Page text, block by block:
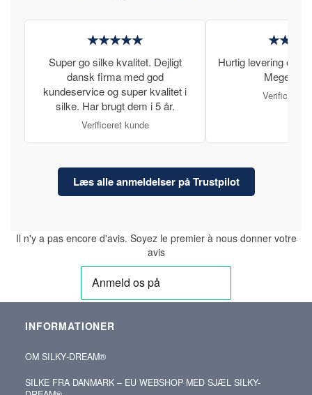
★★★★★
Super go silke kvalitet. Dejligt
dansk firma med god
kundeservice og super kvalitet i
silke. Har brugt dem i 5 år.
Verificeret kunde
Hurtig levering og
Meget
Verificeret
Læs alle anmeldelser på Trustpilot
Il n'y a pas encore d'avis. Soyez le premier à nous donner votre
avis
INFORMATIONER
OM SILKY‑DREAM®
SILKE FRA DANMARK – EU WEBSHOP MED SJÆL SILKY-